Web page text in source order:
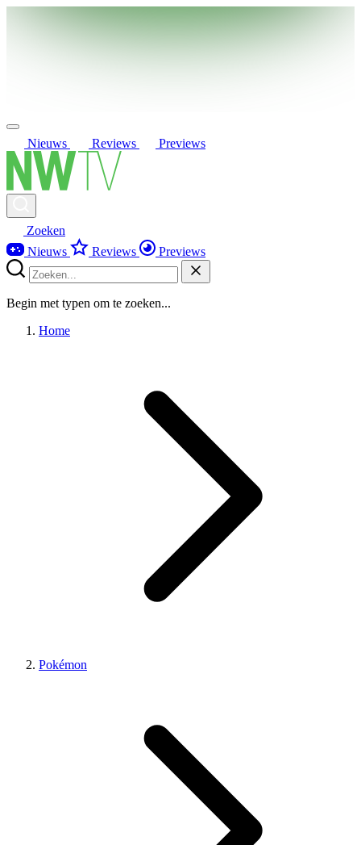
Nieuws Reviews Previews
Zoeken
Nieuws
Reviews Previews
Begin met typen om te zoeken...
Home
Pokémon